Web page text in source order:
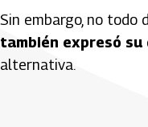
Sin embargo, no todo
también expresó su
alternativa.